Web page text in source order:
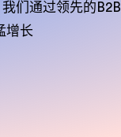
们通过领先的B2B
增长